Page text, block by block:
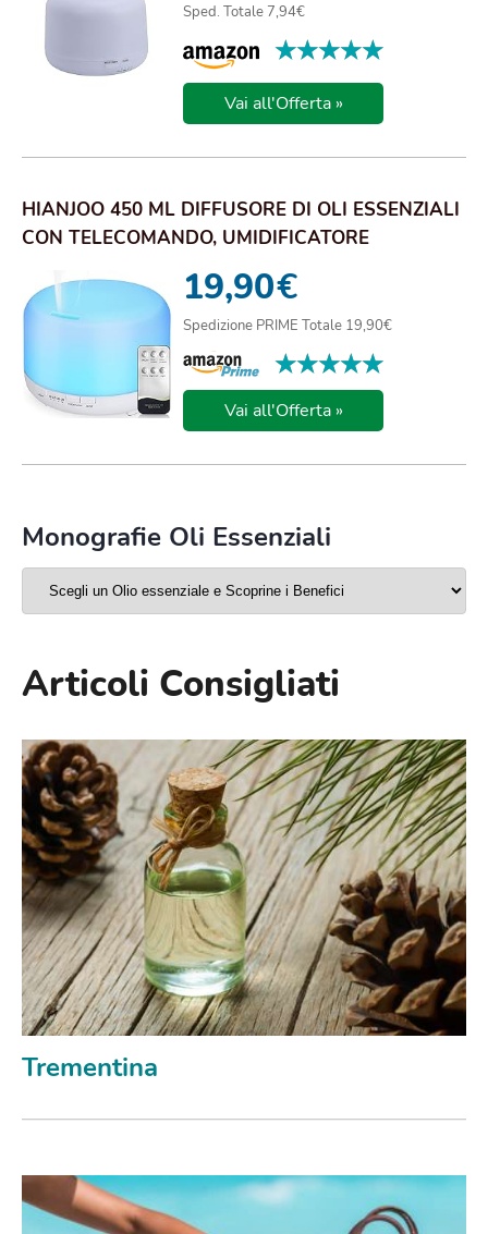
Sped. Totale 7,94€
★★★★★
★★★★★
Vai all'Offerta »
HIANJOO 450 ML DIFFUSORE DI OLI ESSENZIALI
CON TELECOMANDO, UMIDIFICATORE
19,90€
Spedizione PRIME Totale 19,90€
★★★★★
★★★★★
Vai all'Offerta »
Monografie Oli Essenziali
Articoli Consigliati
Trementina